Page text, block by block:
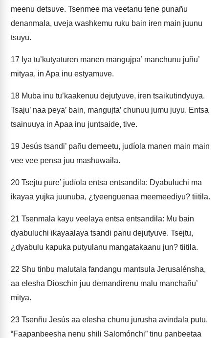
meenu detsuve. Tsenmee ma veetanu tene punañu
denanmala, uveja washkemu ruku bain iren main juunu
tsuyu.
17 Iya tu’kutyaturen manen mangujpa’ manchunu juñu’
mityaa, in Apa inu estyamuve.
18 Muba inu tu’kaakenuu dejutyuve, iren tsaikutindyuya.
Tsaju’ naa peya’ bain, mangujta’ chunuu jumu juyu. Entsa
tsainuuya in Apaa inu juntsaide, tive.
19 Jesús tsandi’ pañu demeetu, judíola manen main main
vee vee pensa juu mashuwaila.
20 Tsejtu pure’ judíola entsa entsandila: Dyabuluchi ma
ikayaa yujka juunuba, ¿tyeenguenaa meemeediyu? tiitila.
21 Tsenmala kayu veelaya entsa entsandila: Mu bain
dyabuluchi ikayaalaya tsandi panu dejutyuve. Tsejtu,
¿dyabulu kapuka putyulanu mangatakaanu jun? tiitila.
22 Shu tinbu malutala fandangu mantsula Jerusalénsha,
aa elesha Dioschin juu demandirenu malu manchañu’
mitya.
23 Tsenñu Jesús aa elesha chunu jurusha avindala putu,
“Faapanbeesha nenu shili Salomónchi” tinu panbeetaa